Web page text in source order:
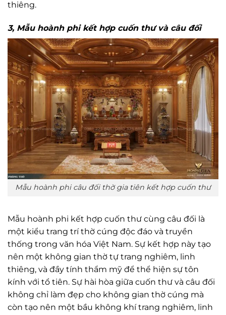
thiêng.
3, Mẫu hoành phi kết hợp cuốn thư và câu đối
Mẫu hoành phi câu đối thờ gia tiên kết hợp cuốn thư
Mẫu hoành phi kết hợp cuốn thư cùng câu đối là
một kiểu trang trí thờ cúng độc đáo và truyền
thống trong văn hóa Việt Nam. Sự kết hợp này tạo
nên một không gian thờ tự trang nghiêm, linh
thiêng, và đầy tính thẩm mỹ để thể hiện sự tôn
kính với tổ tiên. Sự hài hòa giữa cuốn thư và câu đối
không chỉ làm đẹp cho không gian thờ cúng mà
còn tạo nên một bầu không khí trang nghiêm, linh